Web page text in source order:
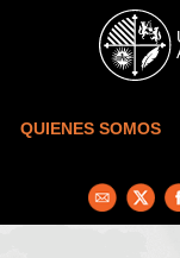
Skip to main content
QUIENES SOMOS